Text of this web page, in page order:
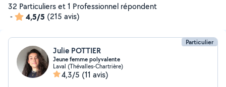
32 Particuliers et 1 Professionnel répondent
-
4,5/5 (215 avis)
Particulier
Julie POTTIER
Jeune femme polyvalente
Laval (Thévalles-Chartrière)
4,3/5 (11 avis)